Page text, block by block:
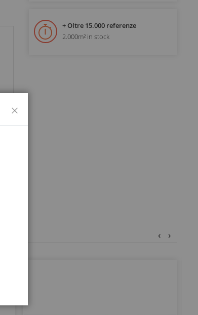
+ Oltre 15.000 referenze
2.000m² in stock
‹ ›